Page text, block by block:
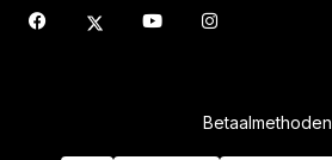
Betaalmethoden